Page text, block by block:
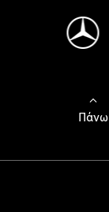
Πάνω